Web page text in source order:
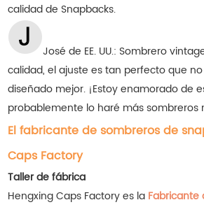
calidad de Snapbacks.
José de EE. UU.: Sombrero
calidad, el ajuste es tan perfecto que
diseñado mejor. ¡Estoy enamorado de
probablemente lo haré más sombreros
El fabricante de sombreros de
Caps Factory
Taller de fábrica
Hengxing Caps Factory es la Fabricante